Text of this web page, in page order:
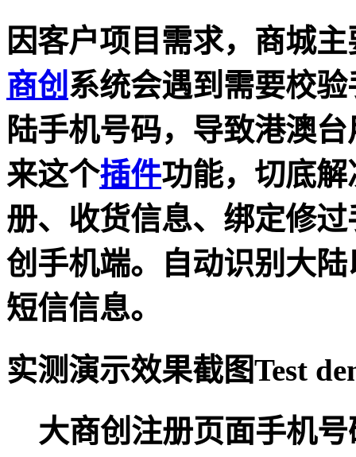
因客户项目需求，商城
商创 系统会遇到需要校
陆手机号码，导致港澳
来这个插件功能，切底
册、收货信息、绑定修
创手机端。自动识别大
短信信息。
实测演示效果截图Test
大商创注册页面手机